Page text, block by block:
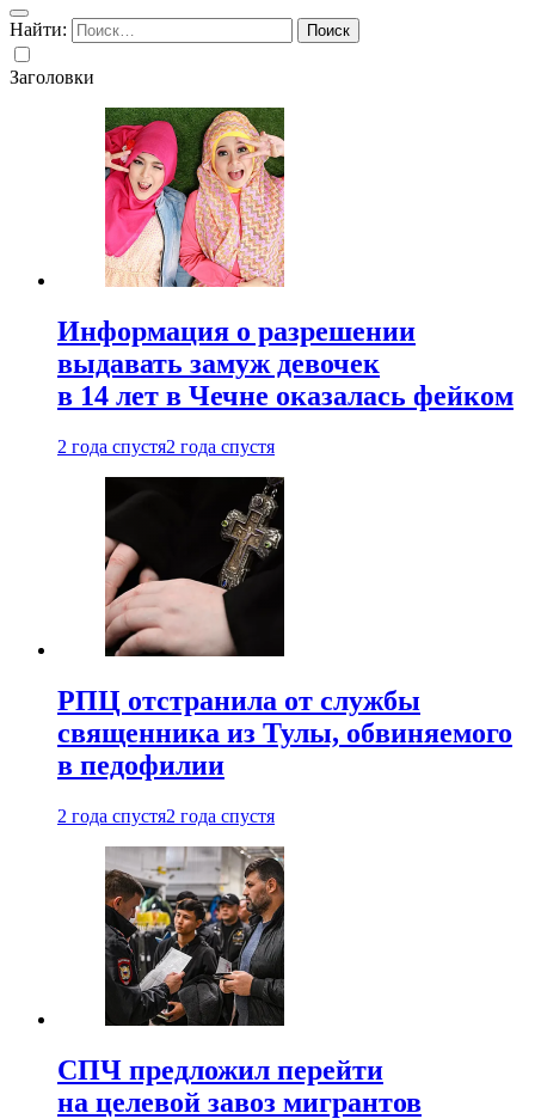
Найти:
Заголовки
Информация о разрешении
выдавать замуж девочек
в 14 лет в Чечне оказалась фейком
2 года спустя2 года спустя
РПЦ отстранила от службы
священника из Тулы, обвиняемого
в педофилии
2 года спустя2 года спустя
СПЧ предложил перейти
на целевой завоз мигрантов